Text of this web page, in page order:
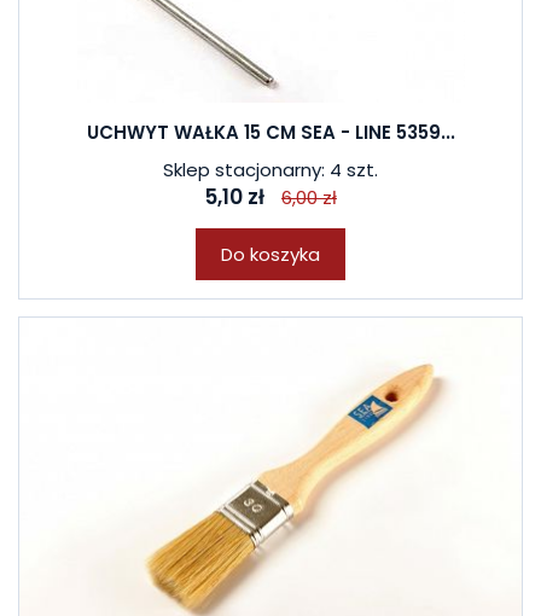
UCHWYT WAŁKA 15 CM SEA - LINE 5359...
Sklep stacjonarny: 4 szt.
5,10 zł 6,00 zł
Do koszyka